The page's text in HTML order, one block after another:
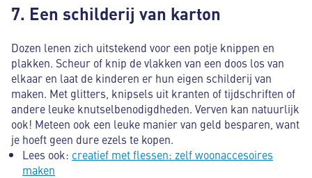
7. Een schilderij van karton
Dozen lenen zich uitstekend voor een potje knippen en
plakken. Scheur of knip de vlakken van een doos los van
elkaar en laat de kinderen er hun eigen schilderij van
maken. Met glitters, knipsels uit kranten of tijdschriften of
andere leuke knutselbenodigdheden. Verven kan natuurlijk
ook! Meteen ook een leuke manier van geld besparen, want
je hoeft geen dure ezels te kopen.
Lees ook: creatief met flessen: zelf woonaccesoires
maken